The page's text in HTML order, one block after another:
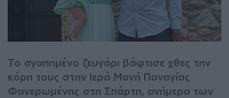
Το αγαπημένο ζευγάρι βάφτισε χθες την
κόρη τους στην Ιερά Μονή Παναγίας
Φανερωμένης στη Σπάρτη, ανήμερα των